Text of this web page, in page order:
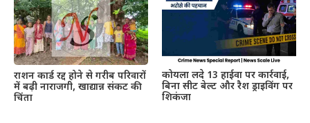
राशन कार्ड रद्द होने से गरीब परिवारों
में बढ़ी नाराजगी, खाद्यान्न संकट की
चिंता
कोयला लदे 13 हाईवा पर कार्रवाई,
बिना सीट बेल्ट और रैश ड्राइविंग पर
शिकंजा